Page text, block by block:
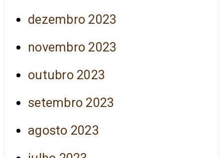
dezembro 2023
novembro 2023
outubro 2023
setembro 2023
agosto 2023